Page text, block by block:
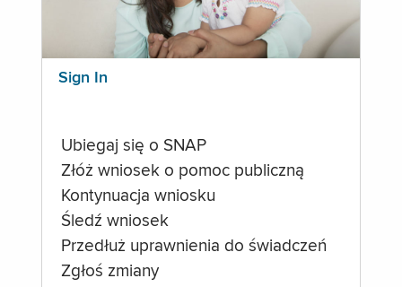
Sign In
Ubiegaj się o SNAP
Złóż wniosek o pomoc publiczną
Kontynuacja wniosku
Śledź wniosek
Przedłuż uprawnienia do świadczeń
Zgłoś zmiany